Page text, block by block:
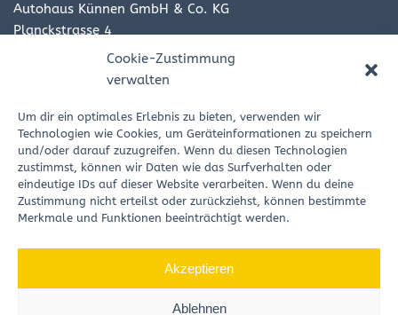
Cookie-Zustimmung
verwalten
Um dir ein optimales Erlebnis zu bieten, verwenden wir
Technologien wie Cookies, um Geräteinformationen zu speichern
und/oder darauf zuzugreifen. Wenn du diesen Technologien
zustimmst, können wir Daten wie das Surfverhalten oder
eindeutige IDs auf dieser Website verarbeiten. Wenn du deine
Zustimmung nicht erteilst oder zurückziehst, können bestimmte
Merkmale und Funktionen beeinträchtigt werden.
Akzeptieren
Ablehnen
Autohaus Künnen GmbH & Co. KG
Planckstrasse 4
49835 Lohne - Wietmarschen
E-Mail :info@autohaus-kuennen.de
LINGEN
Autohaus Künnen GmbH & Co. KG
Bernardstraße 33 - 35
49808 Lingen (Ems)
E-Mail:info@autohaus-kuennen.de